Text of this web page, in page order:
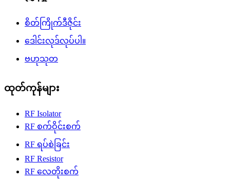
စိတ်ကြိုက်ဒီဇိုင်း
ဒေါင်းလုဒ်လုပ်ပါ။
ဗဟုသုတ
ထုတ်ကုန်များ
RF Isolator
RF စက်ဝိုင်းစက်
RF ရပ်စဲခြင်း
RF Resistor
RF လေတိုးစက်